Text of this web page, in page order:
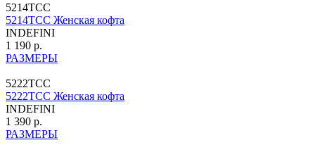
5214TCC
5214TCC Женская кофта
INDEFINI
1 190 р.
РАЗМЕРЫ
5222TCC
5222TCC Женская кофта
INDEFINI
1 390 р.
РАЗМЕРЫ